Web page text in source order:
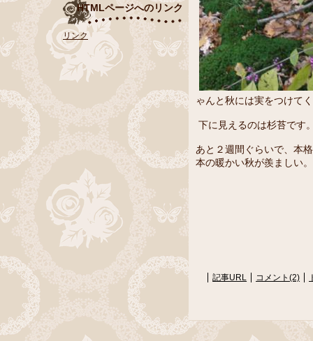
ゃんと秋には実をつけて
下に見えるのは杉苔です
あと２週間ぐらいで、本
本の暖かい秋が羨ましい
記事URL コメント(2)
HTMLページへのリンク
リンク